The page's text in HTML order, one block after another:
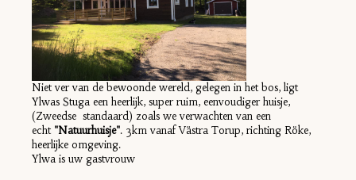
Niet ver van de bewoonde wereld, gelegen in het bos, ligt
Ylwas Stuga een heerlijk, super ruim, eenvoudiger huisje,
(Zweedse standaard) zoals we verwachten van een
echt "Natuurhuisje". 3km vanaf Västra Torup, richting Röke,
heerlijke omgeving.
Ylwa is uw gastvrouw